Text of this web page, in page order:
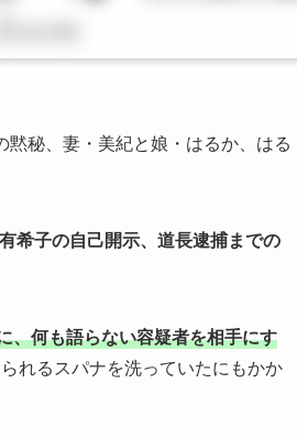
秘、妻・美紀と娘・はるか、はる
希子の自己開示、道長逮捕までの
、何も語らない容疑者を相手にす
れるスパナを洗っていたにもかか